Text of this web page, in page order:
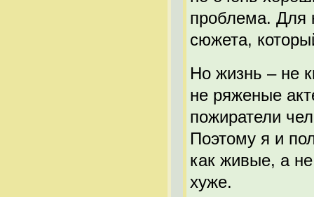
проблема. Для
сюжета,
Но жизнь – не
не ряженые
пожиратели
Поэтому я и
как живые, а
хуже.